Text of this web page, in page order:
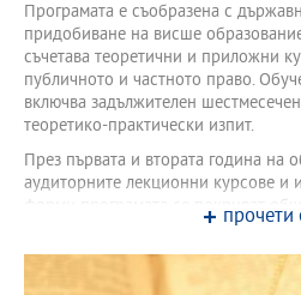
Програмата е съобразена с
придобиване на висше
съчетава теоретични и приложни
публичното и частното право.
включва задължителен
теоретико-практически изпит.
През първата и втората година на
аудиторните лекционни курсове и
форми програмата се покриват
изисквания за знания и за умения
компютри, спорт и изкуства, чужд
Обучението обхваща